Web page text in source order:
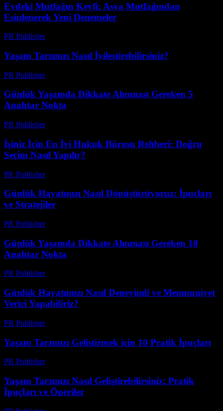
Evdeki Mutfağın Keyfi: Asya Mutfağından
Esinlenerek Yeni Denemeler
PR Publisher-
Yaşam Tarzınızı Nasıl İyileştirebilirsiniz?
PR Publisher-
Günlük Yaşamda Dikkate Alınması Gereken 5
Anahtar Nokta
PR Publisher-
İşiniz İçin En İyi Hukuk Bürosu Rehberi: Doğru
Seçim Nasıl Yapılır?
PR Publisher-
Günlük Hayatınızı Nasıl Dönüştürüyoruz: İpucları
ve Stratejiler
PR Publisher-
Günlük Yaşamda Dikkate Alınması Gereken 10
Anahtar Nokta
PR Publisher-
Günlük Hayatımızı Nasıl Deneyimli ve Memnuniyet
Verici Yapabiliriz?
PR Publisher-
Yaşam Tarzınızı Geliştirmek için 10 Pratik İpuçları
PR Publisher-
Yaşam Tarzınızı Nasıl Geliştirebilirsiniz: Pratik
İpuçları ve Öneriler